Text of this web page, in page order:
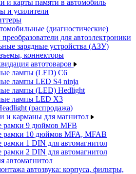
и карты памяти в автомобиль
и усилители
(диагностические)
для автоэлектроники
зарядные устройства (АЗУ)
коннекторы
автотоваров
лампы (LED) C6
лампы LED S4 ninja
лампы (LED) Hedlight
лампы LED X3
(распродажа)
и карманы для магнитол
рамки 9 дюймов MFB
рамки 10 дюймов MFA, MFAB
рамки 1 DIN для автомагнитол
рамки 2 DIN для автомагнитол
автомагнитол
автозвука: корпуса, фильтры,